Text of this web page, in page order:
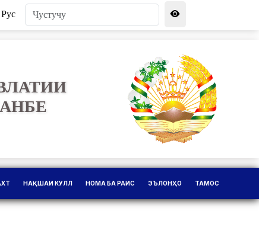
Рус
НАҚШАИ КУЛЛ НОМА БА РАИС ЭЪЛОНҲО ТАМОС